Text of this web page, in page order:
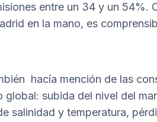
entre un 34 y un 54%.
en la mano, es
hacía mención de las
global: subida del nivel del
salinidad y temperatura,